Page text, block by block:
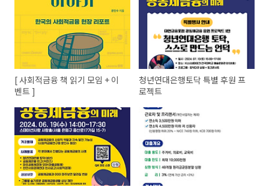
[ 사회적금융 책 읽기 모임 + 이
벤트 ]
청년연대은행토닥 특별 후원 프
로젝트